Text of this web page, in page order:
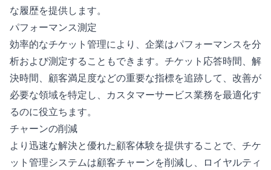
な履歴を提供します。
パフォーマンス測定
効率的なチケット管理により、企業はパフォーマンスを分
析および測定することもできます。チケット応答時間、解
決時間、顧客満足度などの重要な指標を追跡して、改善が
必要な領域を特定し、カスタマーサービス業務を最適化す
るのに役立ちます。
チャーンの削減
より迅速な解決と優れた顧客体験を提供することで、チケ
ット管理システムは顧客チャーンを削減し、ロイヤルティ